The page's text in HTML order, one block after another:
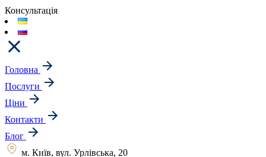
Консультація
Головна
Послуги
Ціни
Контакти
Блог
м. Київ, вул. Урлівська, 20